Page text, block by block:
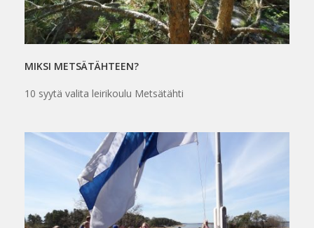
MIKSI METSÄTÄHTEEN?
10 syytä valita leirikoulu Metsätähti